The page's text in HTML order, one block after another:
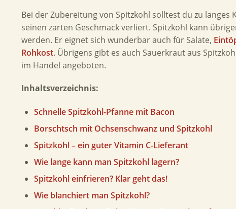
Bei der Zubereitung von Spitzkohl solltest du zu langes
seinen zarten Geschmack verliert. Spitzkohl kann
werden. Er eignet sich wunderbar auch für Salate,
Rohkost. Übrigens gibt es auch Sauerkraut aus
im Handel angeboten.
Inhaltsverzeichnis:
Schnelle Spitzkohl-Pfanne mit Bacon
Borschtsch mit Ochsenschwanz und Spitzkohl
Spitzkohl – ein guter Vitamin C-Lieferant
Wie lange kann man Spitzkohl lagern?
Spitzkohl einfrieren? Klar geht das!
Wie blanchiert man Spitzkohl?